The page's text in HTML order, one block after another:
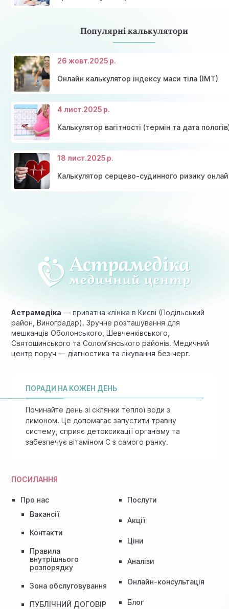
Популярні калькулятори
26 жовт.2025 р.
Онлайн калькулятор індексу маси тіла (ІМТ)
4 лист.2025 р.
Калькулятор вагітності (термін та дата
18 лист.2025 р.
Калькулятор серцево-судинного ризику
ПОСИЛАННЯ
Про нас
Вакансії
Контакти
Правила
внутрішнього
розпорядку
Зона обслуговування
ПУБЛІЧНИЙ ДОГОВІР
Послуги
Акції
Ціни
Аналізи
Онлайн-консультація
Блог
Астрамедіка — приватна клініка в Києві (Подільський
район, Виноградар). Зручне розташування для
мешканців Оболонського, Шевченківського,
Святошинського та Солом’янського районів. Медичний
центр поруч — діагностика та лікування без черг.
ПОРАДИ НА КОЖЕН ДЕНЬ
Починайте день зі склянки теплої води з
лимоном. Це допомагає запустити травну
систему, сприяє детоксикації організму та
забезпечує вітаміном C з самого ранку.